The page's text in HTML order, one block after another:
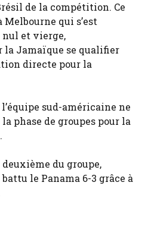
de la compétition. Ce
qui s’est
et vierge,
Jamaïque se qualifier
directe pour la
sud-américaine ne
phase de groupes pour la
du groupe,
le Panama 6-3 grâce à